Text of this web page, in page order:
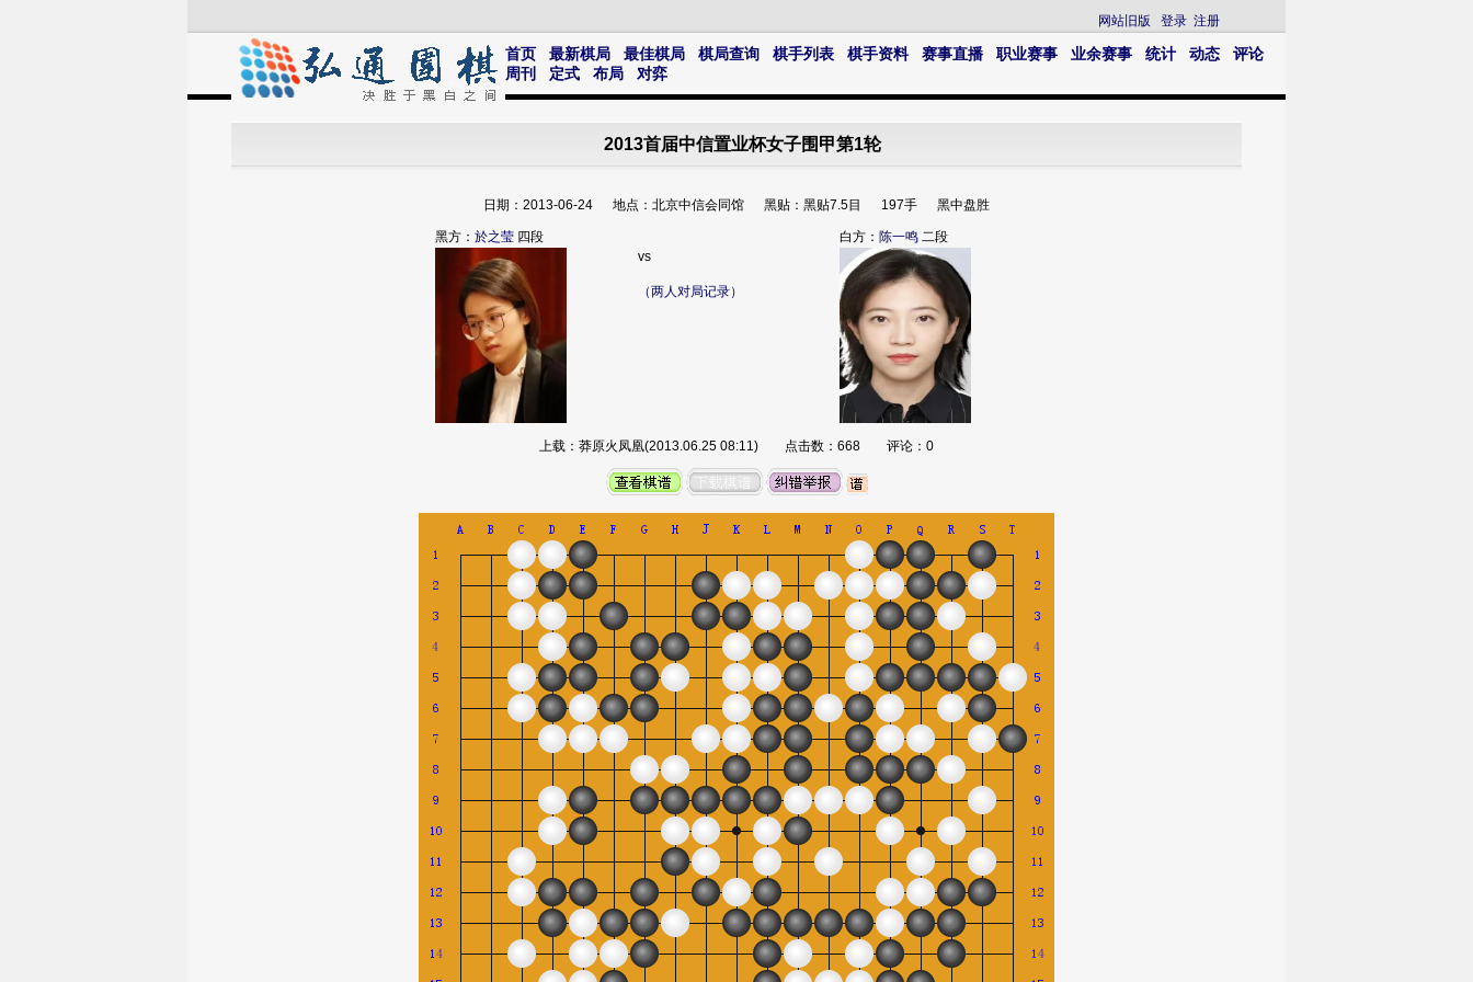
网站旧版 登录 注册
首页 最新棋局 最佳棋局 棋局查询 棋手列表 棋手资料 赛事直播 职业赛事 业余赛事 统计 动态
评论
周刊
定式 布局 对弈
2013首届中信置业杯女子围甲第1轮
日期：2013-06-24 地点：北京中信会同馆 黑贴：黑贴7.5目 197手 黑中盘胜
黑方： 於之莹 四段 白方： 陈一鸣 二段
vs
（两人对局记录）
上载：莽原火凤凰(2013.06.25 08:11) 点击数：668 评论：0